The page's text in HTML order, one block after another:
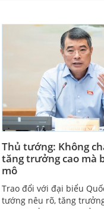
Thủ tướng: Không
tăng trưởng cao mà
mô
Trao đổi với đại biểu
tướng nêu rõ, tăng